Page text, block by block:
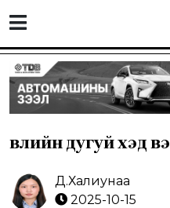
Өвлийн дугуй хэд вэ
Д.Халиунаа
2025-10-15